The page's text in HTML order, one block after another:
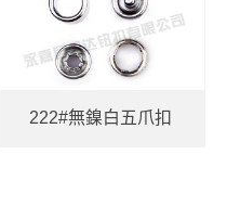
222#無鎳白五爪扣